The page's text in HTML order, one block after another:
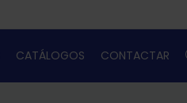
CATÁLOGOS CONTACTAR